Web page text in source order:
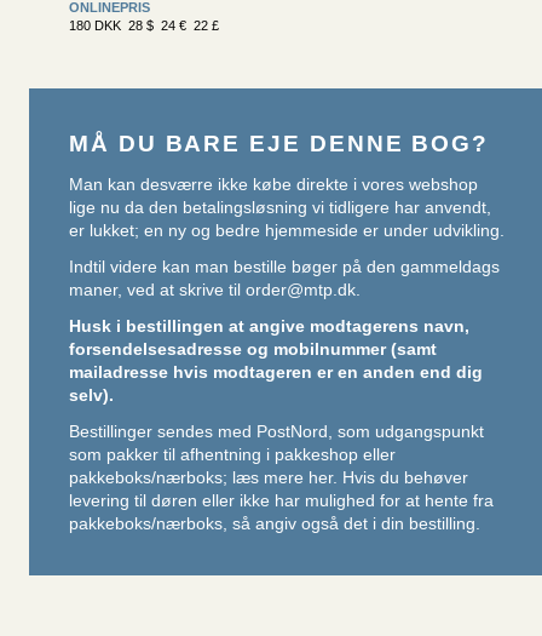
ONLINEPRIS
180 DKK 28 $ 24 € 22 £
MÅ DU BARE EJE DENNE BOG?
Man kan desværre ikke købe direkte i vores webshop
lige nu da den betalingsløsning vi tidligere har anvendt,
er lukket; en ny og bedre hjemmeside er under udvikling.
Indtil videre kan man bestille bøger på den gammeldags
maner, ved at skrive til order@mtp.dk.
Husk i bestillingen at angive modtagerens navn,
forsendelsesadresse og mobilnummer (samt
mailadresse hvis modtageren er en anden end dig
selv).
Bestillinger sendes med PostNord, som udgangspunkt
som pakker til afhentning i pakkeshop eller
pakkeboks/nærboks; læs mere her. Hvis du behøver
levering til døren eller ikke har mulighed for at hente fra
pakkeboks/nærboks, så angiv også det i din bestilling.